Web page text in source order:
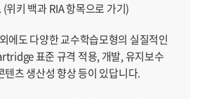
위키 백과 RIA 항목으로 가기)
에도 다양한 교수학습모형의 실질적인
표준 규격 적용, 개발, 유지보수
텐츠 생산성 향상 등이 있답니다.